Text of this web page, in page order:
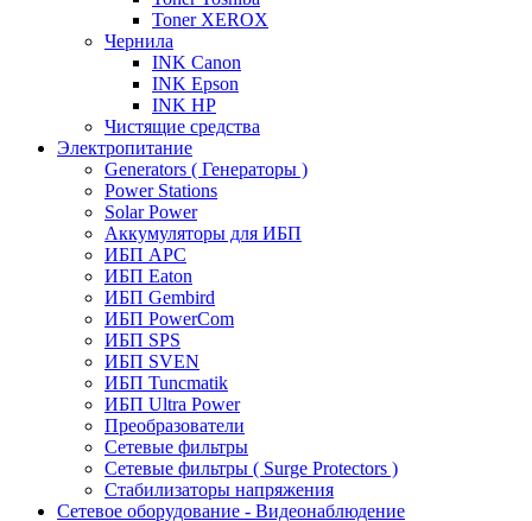
Toner XEROX
Чернила
INK Canon
INK Epson
INK HP
Чистящие средства
Электропитание
Generators ( Генераторы )
Power Stations
Solar Power
Аккумуляторы для ИБП
ИБП APC
ИБП Eaton
ИБП Gembird
ИБП PowerCom
ИБП SPS
ИБП SVEN
ИБП Tuncmatik
ИБП Ultra Power
Преобразователи
Сетевые фильтры
Сетевые фильтры ( Surge Protectors )
Стабилизаторы напряжения
Сетевое оборудование - Видеонаблюдение